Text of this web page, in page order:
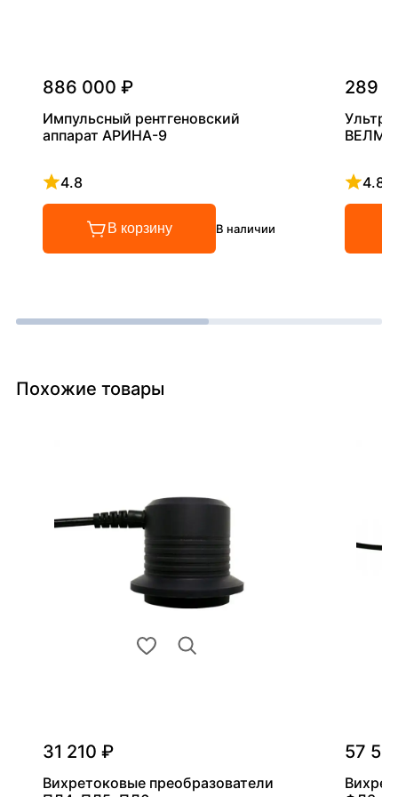
886 000 ₽
Импульсный рентгеновский
аппарат АРИНА-9
4.8
Рейтинг 4.8 из 5
В корзину В наличии
289
4.8
Похожие товары
31 210 ₽
Вихретоковые преобразователи
57